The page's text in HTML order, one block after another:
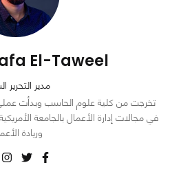
El-Taweel
مدير التحرير
تخرجت من كلية علوم الحاسب وبدأت
في مجالات إدارة الأعمال بالجامعة
وريادة